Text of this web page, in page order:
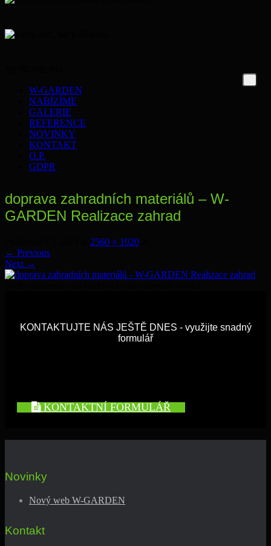
W-GARDEN
NABÍZÍME
GALERIE
REFERENCE
NOVINKY
KONTAKT
O.P.
GDPR
doprava zahradních materiálů – W-
GARDEN Realizace zahrad
2560 × 1920
← Previous
Next →
KONTAKTUJTE NÁS JEŠTĚ DNES - využijte snadný
formulář
KONTAKTNÍ FORMULÁŘ
Novinky
Nový web W-GARDEN
Kontakt